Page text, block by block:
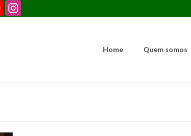
Home Quem somos